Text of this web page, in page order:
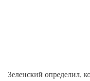
Зеленский определил,